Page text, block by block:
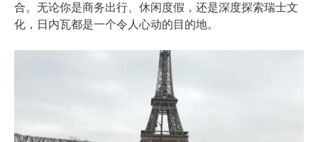
合。无论你是商务出行、休闲度假，还是深度探索瑞士文
化，日内瓦都是一个令人心动的目的地。